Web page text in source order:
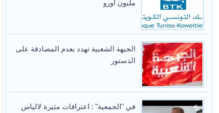
مليون اورو
الجبهة الشعبية تهدد بعدم المصادقة على
الدستور
في "الجمعية" : اعترافات مثيرة لالياس